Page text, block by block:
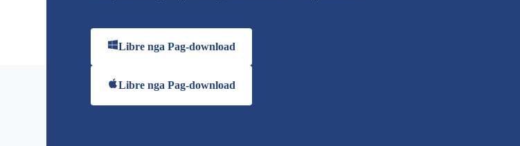
Libre nga Pag-download
Libre nga Pag-download